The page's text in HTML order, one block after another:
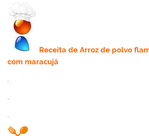
Receitade Arroz de polvo
com maracujá
.
.